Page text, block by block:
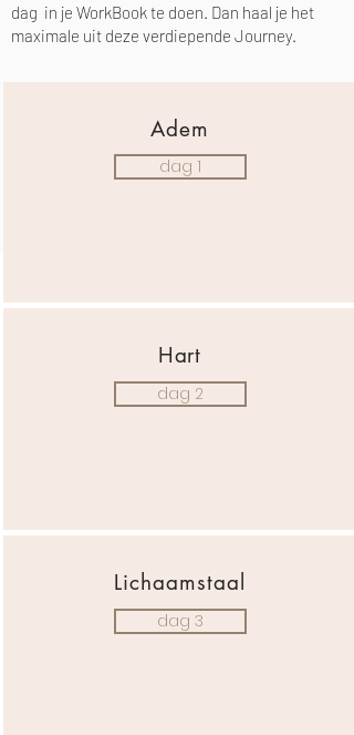
dag in je WorkBook te doen. Dan haal je het
maximale uit deze verdiepende Journey.
Adem
dag 1
Hart
dag 2
Lichaamstaal
dag 3